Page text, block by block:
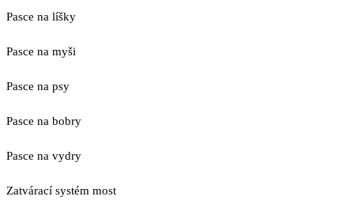
Pasce na líšky
Pasce na myši
Pasce na psy
Pasce na bobry
Pasce na vydry
Zatvárací systém most